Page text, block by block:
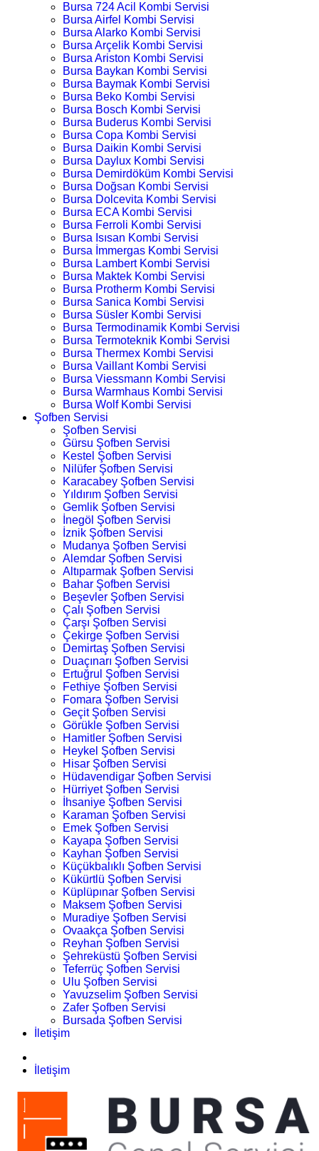
Bursa 724 Acil Kombi Servisi
Bursa Airfel Kombi Servisi
Bursa Alarko Kombi Servisi
Bursa Arçelik Kombi Servisi
Bursa Ariston Kombi Servisi
Bursa Baykan Kombi Servisi
Bursa Baymak Kombi Servisi
Bursa Beko Kombi Servisi
Bursa Bosch Kombi Servisi
Bursa Buderus Kombi Servisi
Bursa Copa Kombi Servisi
Bursa Daikin Kombi Servisi
Bursa Daylux Kombi Servisi
Bursa Demirdöküm Kombi Servisi
Bursa Doğsan Kombi Servisi
Bursa Dolcevita Kombi Servisi
Bursa ECA Kombi Servisi
Bursa Ferroli Kombi Servisi
Bursa Isısan Kombi Servisi
Bursa İmmergas Kombi Servisi
Bursa Lambert Kombi Servisi
Bursa Maktek Kombi Servisi
Bursa Protherm Kombi Servisi
Bursa Sanica Kombi Servisi
Bursa Süsler Kombi Servisi
Bursa Termodinamik Kombi Servisi
Bursa Termoteknik Kombi Servisi
Bursa Thermex Kombi Servisi
Bursa Vaillant Kombi Servisi
Bursa Viessmann Kombi Servisi
Bursa Warmhaus Kombi Servisi
Bursa Wolf Kombi Servisi
Şofben Servisi
Şofben Servisi
Gürsu Şofben Servisi
Kestel Şofben Servisi
Nilüfer Şofben Servisi
Karacabey Şofben Servisi
Yıldırım Şofben Servisi
Gemlik Şofben Servisi
İnegöl Şofben Servisi
İznik Şofben Servisi
Mudanya Şofben Servisi
Alemdar Şofben Servisi
Altıparmak Şofben Servisi
Bahar Şofben Servisi
Beşevler Şofben Servisi
Çalı Şofben Servisi
Çarşı Şofben Servisi
Çekirge Şofben Servisi
Demirtaş Şofben Servisi
Duaçınarı Şofben Servisi
Ertuğrul Şofben Servisi
Fethiye Şofben Servisi
Fomara Şofben Servisi
Geçit Şofben Servisi
Görükle Şofben Servisi
Hamitler Şofben Servisi
Heykel Şofben Servisi
Hisar Şofben Servisi
Hüdavendigar Şofben Servisi
Hürriyet Şofben Servisi
İhsaniye Şofben Servisi
Karaman Şofben Servisi
Emek Şofben Servisi
Kayapa Şofben Servisi
Kayhan Şofben Servisi
Küçükbalıklı Şofben Servisi
Kükürtlü Şofben Servisi
Küplüpınar Şofben Servisi
Maksem Şofben Servisi
Muradiye Şofben Servisi
Ovaakça Şofben Servisi
Reyhan Şofben Servisi
Şehreküstü Şofben Servisi
Teferrüç Şofben Servisi
Ulu Şofben Servisi
Yavuzselim Şofben Servisi
Zafer Şofben Servisi
Bursada Şofben Servisi
İletişim
İletişim